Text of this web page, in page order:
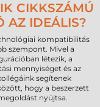
CIKKSZÁMÚ
AZ IDEÁLIS?
kompatibilitás
szempont. Mivel a
létezik, a
mennyiséget és az
segítenek
hogy a beszerzett
nyújtsa.